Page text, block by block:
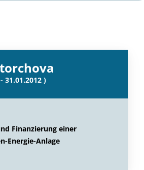
31.01.2012 )
Finanzierung einer
Energie-Anlage